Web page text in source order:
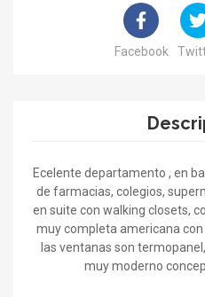
Facebook
Ecelente departamento , en
de farmacias, colegios,
en suite con walking closets,
muy completa americana
las ventanas son
muy moderno